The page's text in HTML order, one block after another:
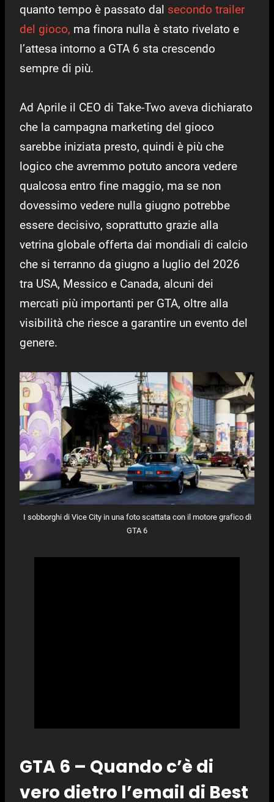
quanto tempo è passato dal secondo trailer
del gioco, ma finora nulla è stato rivelato e
l’attesa intorno a GTA 6 sta crescendo
sempre di più.
Ad Aprile il CEO di Take-Two aveva dichiarato
che la campagna marketing del gioco
sarebbe iniziata presto, quindi è più che
logico che avremmo potuto ancora vedere
qualcosa entro fine maggio, ma se non
dovessimo vedere nulla giugno potrebbe
essere decisivo, soprattutto grazie alla
vetrina globale offerta dai mondiali di calcio
che si terranno da giugno a luglio del 2026
tra USA, Messico e Canada, alcuni dei
mercati più importanti per GTA, oltre alla
visibilità che riesce a garantire un evento del
genere.
I sobborghi di Vice City in una foto scattata con il motore grafico di
GTA 6
GTA 6 – Quando c’è di
vero dietro l’email di Best